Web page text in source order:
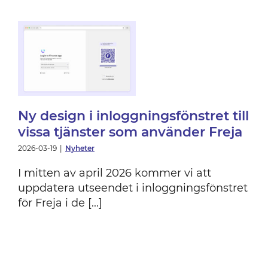
Ny design i inloggningsfönstret till
vissa tjänster som använder Freja
2026-03-19 | Nyheter
I mitten av april 2026 kommer vi att
uppdatera utseendet i inloggningsfönstret
för Freja i de [...]